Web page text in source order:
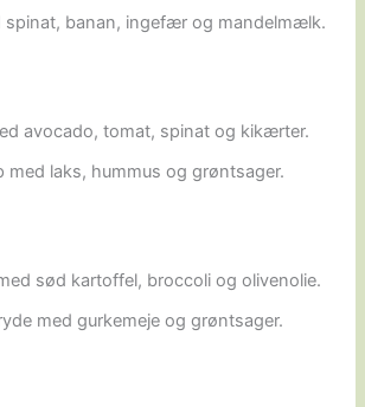
spinat, banan, ingefær og mandelmælk.
avocado, tomat, spinat og kikærter.
med laks, hummus og grøntsager.
sød kartoffel, broccoli og olivenolie.
med gurkemeje og grøntsager.